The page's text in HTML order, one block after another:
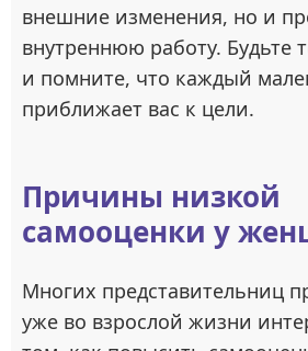
внешние изменения, но и
внутреннюю работу. Будьте
и помните, что каждый
приближает вас к цели.
Причины низкой
самооценки у
Многих представительниц
уже во взрослой жизни